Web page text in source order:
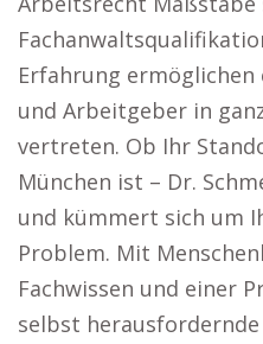
Erfahrung
und Arbeitgeber in
vertreten. Ob Ihr
München ist – Dr.
und kümmert sich um
Problem. Mit
Fachwissen und einer
selbst